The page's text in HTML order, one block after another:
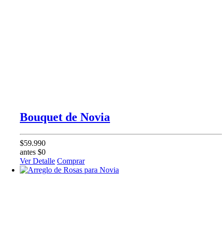
Bouquet de Novia
$59.990
antes $0
Ver Detalle Comprar